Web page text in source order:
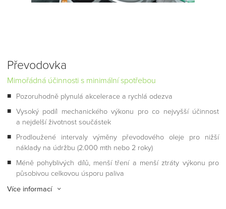
Převodovka
Mimořádná účinnosti s minimální spotřebou
Pozoruhodně plynulá akcelerace a rychlá odezva
Vysoký podíl mechanického výkonu pro co nejvyšší účinnost
a nejdelší životnost součástek
Prodloužené intervaly výměny převodového oleje pro nižší
náklady na údržbu (2.000 mth nebo 2 roky)
Méně pohyblivých dílů, menší tření a menší ztráty výkonu pro
působivou celkovou úsporu paliva
Více informací